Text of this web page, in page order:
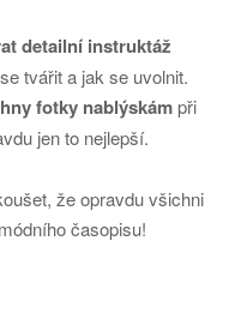
detailní instruktáž
tvářit a jak se uvolnit.
fotky nablýskámpři
jen to nejlepší.
že opravdu všichni
časopisu!